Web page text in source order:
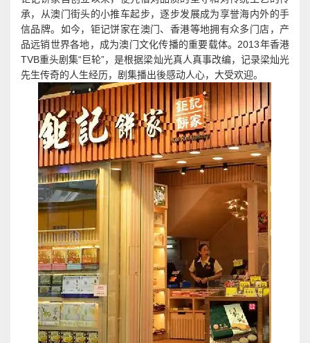
承，从澳门街头的小推车起步，逐步发展成为享誉海内外的手
信品牌。如今，钜记饼家在澳门、香港等地拥有众多门店，产
品远销世界各地，成为澳门文化传播的重要载体。2013年香港
TVB重头剧集“巨轮”，是根据梁灿光真人真事改编，记录梁灿光
先生传奇的人生经历，剧集播出後感动人心，大受欢迎。